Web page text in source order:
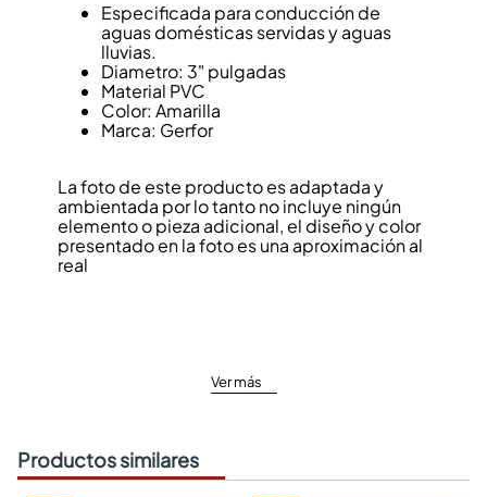
Especificada para conducción de
aguas domésticas servidas y aguas
lluvias.
Diametro: 3" pulgadas
Material PVC
Color: Amarilla
Marca: Gerfor
La foto de este producto es adaptada y
ambientada por lo tanto no incluye ningún
elemento o pieza adicional, el diseño y color
presentado en la foto es una aproximación al
real
Ver más
Productos similares